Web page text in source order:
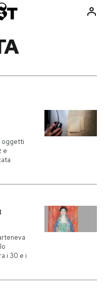
Ok Boomer!
Media
Altrecose
oggetti
e
i 30 e i